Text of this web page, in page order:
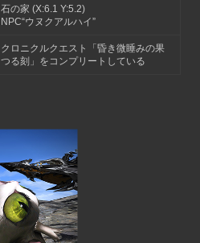
石の家 (X:6.1 Y:5.2)
NPC“ウヌクアルハイ”
クロニクルクエスト「昏き微睡みの果
つる刻」をコンプリートしている